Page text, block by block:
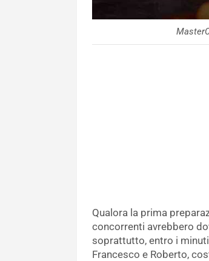
Qualora la prima
concorrenti avrebbero
soprattutto, entro i
Francesco e Roberto,